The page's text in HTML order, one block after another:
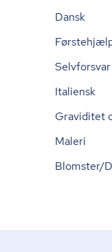
Dansk
Selvforsvar
Italiensk
Graviditet
Maleri
Blomster/